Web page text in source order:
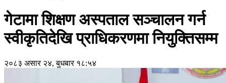
गेटामा शिक्षण अस्पताल सञ्चालन गर्न
स्वीकृतिदेखि प्राधिकरणमा नियुक्तिसम्म
२०८३ असार २४, बुधबार १८:५४